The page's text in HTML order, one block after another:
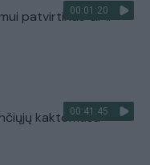
00:01:20
patvirtinus GMP
00:41:45
kaktomuša –